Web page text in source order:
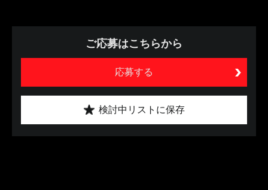
ご応募はこちらから
応募する
検討中リストに保存